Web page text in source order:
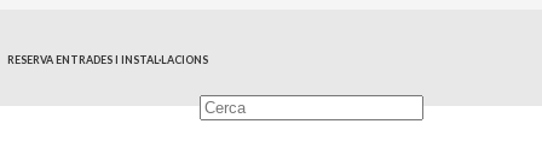
RESERVA ENTRADES I INSTAL·LACIONS
LA GALA HOMENATGE
ALS MOROS I